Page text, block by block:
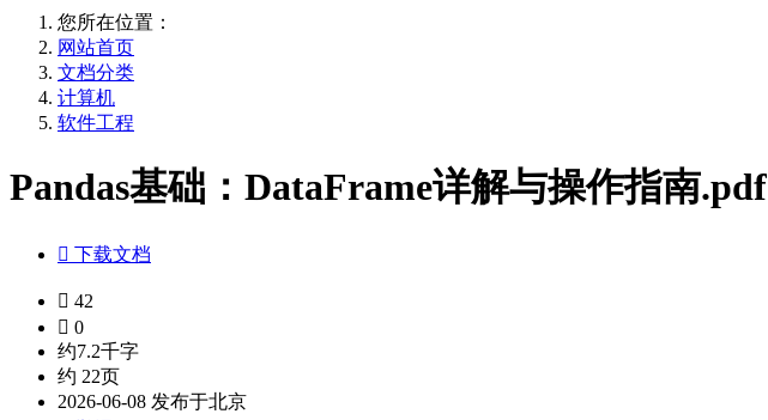
您所在位置：
网站首页
文档分类
计算机
软件工程
Pandas基础：DataFrame详解与操作指南.pdf
 下载文档
 42
 0
约7.2千字
约 22页
2026-06-08 发布于北京